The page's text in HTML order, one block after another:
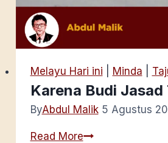
Melayu Hari ini Minda
Karena Budi
ByAbdul Malik 5 Agustus
Read MoreKarena